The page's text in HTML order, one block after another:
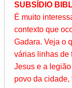
SUBSÍDIO
É muito
contexto que
Gadara. Veja o
várias linhas de
Jesus e a
povo da